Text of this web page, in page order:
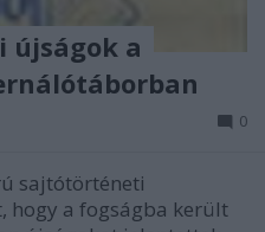
újságok a
0
sajtótörténeti
hogy a fogságba került